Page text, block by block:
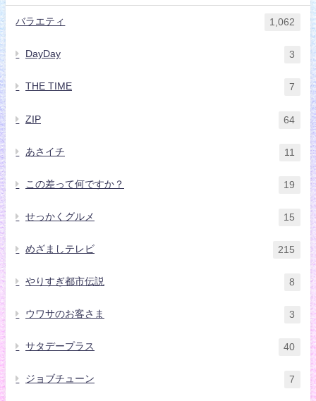
バラエティ 1,062
DayDay 3
THE TIME 7
ZIP 64
あさイチ 11
この差って何ですか？ 19
せっかくグルメ 15
めざましテレビ 215
やりすぎ都市伝説 8
ウワサのお客さま 3
サタデープラス 40
ジョブチューン 7